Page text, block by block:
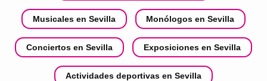
Musicales en Sevilla Monólogos en Sevilla
Conciertos en Sevilla Exposiciones en Sevilla
Actividades deportivas en Sevilla